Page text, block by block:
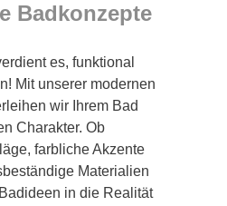
Badkonzepte
es, funktional
Mit unserer modernen
wir Ihrem Bad
Charakter. Ob
farbliche Akzente
Materialien
in die Realität